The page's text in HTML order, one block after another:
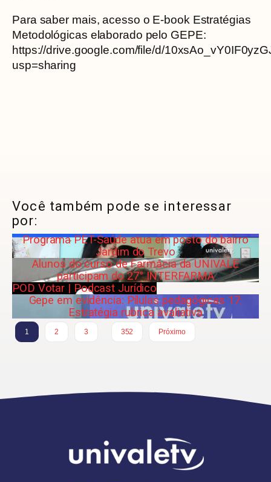
Para saber mais, acesso o E-book Estratégias
Metodológicas elaborado pelo GEPE:
https://drive.google.com/file/d/
usp=sharing
Você também pode se interessar
por:
Programa PET-Saúde atua em posto do bairro
Jardim do Trevo
Alunos do curso de Farmácia da UNIVALE
participam do 27° INTERFARMA
POD Votar | Podcast Jurídico
Gepe em evidência: Pílulas pedagógicas 17:
Estratégia rubrica avaliativa
1 2 3
352
Próximo